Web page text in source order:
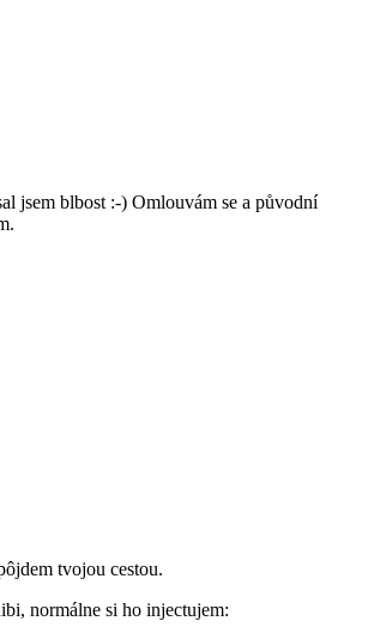
jsem blbost :-) Omlouvám se a původní
tvojou cestou.
normálne si ho injectujem: